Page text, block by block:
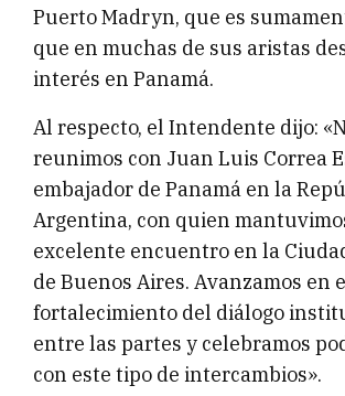
Puerto Madryn, que es
que en muchas de sus aristas
interés en Panamá.
Al respecto, el Intendente dijo:
reunimos con Juan Luis Correa
embajador de Panamá en la
Argentina, con quien
excelente encuentro en la
de Buenos Aires. Avanzamos en
fortalecimiento del diálogo
entre las partes y celebramos
con este tipo de intercambios».